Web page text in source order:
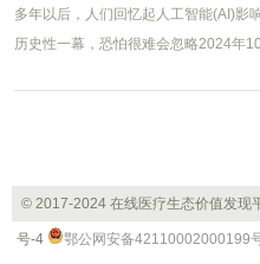
多年以后，人们回忆起人工智能(AI)影
历史性一幕，恐怕很难会忽略2024年
献。
© 2017-2024 在线医疗生态价值发现
号-4 鄂公网安备42110002000199